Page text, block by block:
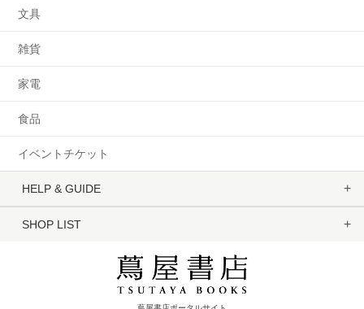
文具
雑貨
家電
食品
イベントチケット
HELP & GUIDE
SHOP LIST